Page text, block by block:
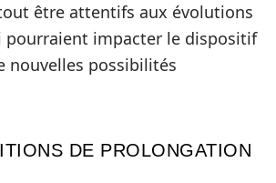
être attentifs aux évolutions
pourraient impacter le dispositif
nouvelles possibilités
DE PROLONGATION